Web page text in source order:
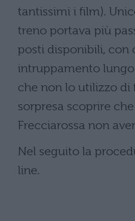
tantissimi i film).
treno portava più
posti disponibili, con
intruppamento
che non lo utilizzo di
sorpresa scoprire
Frecciarossa non
Nel seguito la
line.